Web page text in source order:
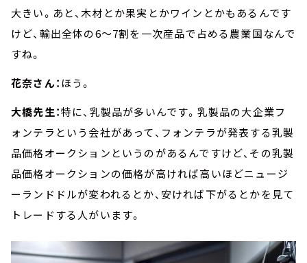
大きい。あと、木材とか果実とかワインとかもあるんです
けど、輸出全体の6～7割を一次産品で占める農業国なんで
すね。
花奈さん：ほう。
大橋先生：特に、乳製品が多いんです。乳製品の大企業フ
ォンテラという会社があって、フォンテラが発表する乳製
品価格オークションというのがあるんですけど、その乳製
品価格オークションの価格が高ければ高いほどニュージ
ーランドドルが変われるとか、安ければ下がるとかを見て
トレードする人がいます。